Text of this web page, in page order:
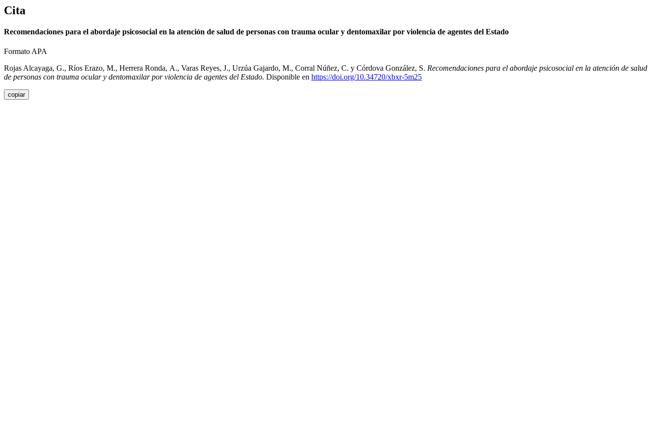
Cita
Recomendaciones para el abordaje psicosocial en la atención de salud de personas con trauma ocular y dentomaxilar por violencia de agentes del Estado
Formato APA
Rojas Alcayaga, G., Ríos Erazo, M., Herrera Ronda, A., Varas Reyes, J., Urzúa Gajardo, M., Corral Núñez, C. y Córdova González, S. Recomendaciones para el abordaje psicosocial en la atención de salud
de personas con trauma ocular y dentomaxilar por violencia de agentes del Estado. Disponible en https://doi.org/10.34720/xbxr-5m25
copiar